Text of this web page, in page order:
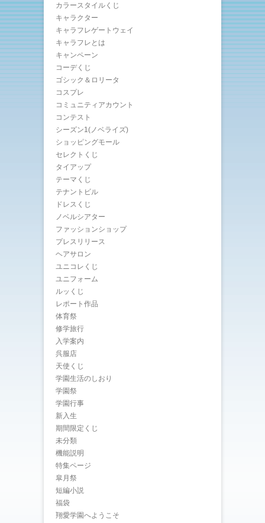
カラースタイルくじ
キャラクター
キャラフレゲートウェイ
キャラフレとは
キャンペーン
コーデくじ
ゴシック＆ロリータ
コスプレ
コミュニティアカウント
コンテスト
シーズン1(ノベライズ)
ショッピングモール
セレクトくじ
タイアップ
テーマくじ
テナントビル
ドレスくじ
ノベルシアター
ファッションショップ
プレスリリース
ヘアサロン
ユニコレくじ
ユニフォーム
ルッくじ
レポート作品
体育祭
修学旅行
入学案内
呉服店
天使くじ
学園生活のしおり
学園祭
学園行事
新入生
期間限定くじ
未分類
機能説明
特集ページ
皐月祭
短編小説
福袋
翔愛学園へようこそ